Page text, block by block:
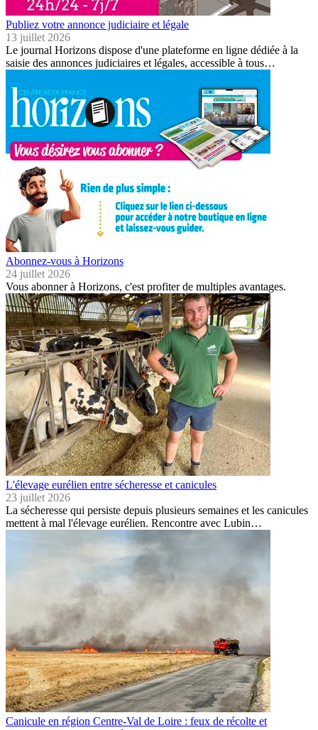
Publiez votre annonce judiciaire et légale
13 juillet 2026
Le journal Horizons dispose d'une plateforme en ligne dédiée à la
saisie des annonces judiciaires et légales, accessible à tous…
Abonnez-vous à Horizons
24 juillet 2026
Vous abonner à Horizons, c'est profiter de multiples avantages.
L'élevage eurélien entre sécheresse et canicules
23 juillet 2026
La sécheresse qui persiste depuis plusieurs semaines et les canicules
mettent à mal l'élevage eurélien. Rencontre avec Lubin…
Canicule en région Centre-Val de Loire : feux de récolte et